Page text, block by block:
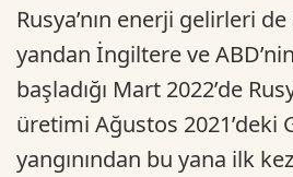
Rusya’nın enerji gelirleri
yandan İngiltere ve
başladığı Mart 2022’de
üretimi Ağustos 2021’deki
yangınından bu yana ilk